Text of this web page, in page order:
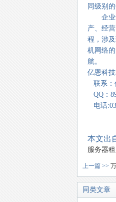
同级别
企业计
产、经
程，涉
机网络
航。
亿恩科
联系：
QQ：
电话
本文出
服务器
上一篇 >>
同类文章